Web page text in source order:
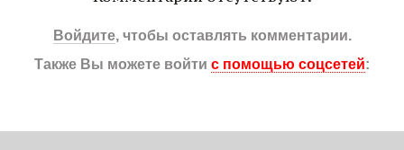
Войдите, чтобы оставлять комментарии.
Также Вы можете войти с помощью соцсетей: